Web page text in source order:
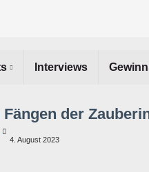
Interviews
der
4. August 2023